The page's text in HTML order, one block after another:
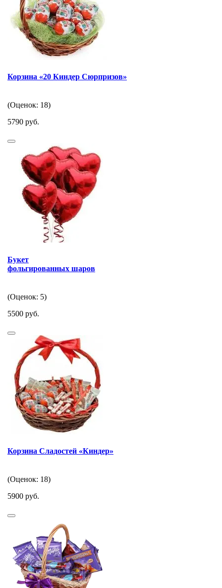
Корзина «20 Киндер Сюрпризов»
(Оценок: 18)
5790 руб.
Букет
фольгированных шаров
(Оценок: 5)
5500 руб.
Корзина Сладостей «Киндер»
(Оценок: 18)
5900 руб.